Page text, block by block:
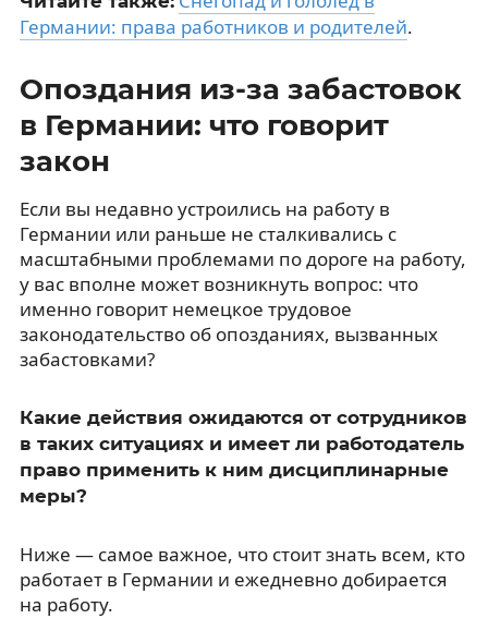
Германии: права работников и родителей.
Опоздания из-за забастовок
в Германии: что говорит
закон
Если вы недавно устроились на работу в
Германии или раньше не сталкивались с
масштабными проблемами по дороге на работу,
у вас вполне может возникнуть вопрос: что
именно говорит немецкое трудовое
законодательство об опозданиях, вызванных
забастовками?
Какие действия ожидаются от сотрудников
в таких ситуациях и имеет ли работодатель
право применить к ним дисциплинарные
меры?
Ниже — самое важное, что стоит знать всем, кто
работает в Германии и ежедневно добирается
на работу.